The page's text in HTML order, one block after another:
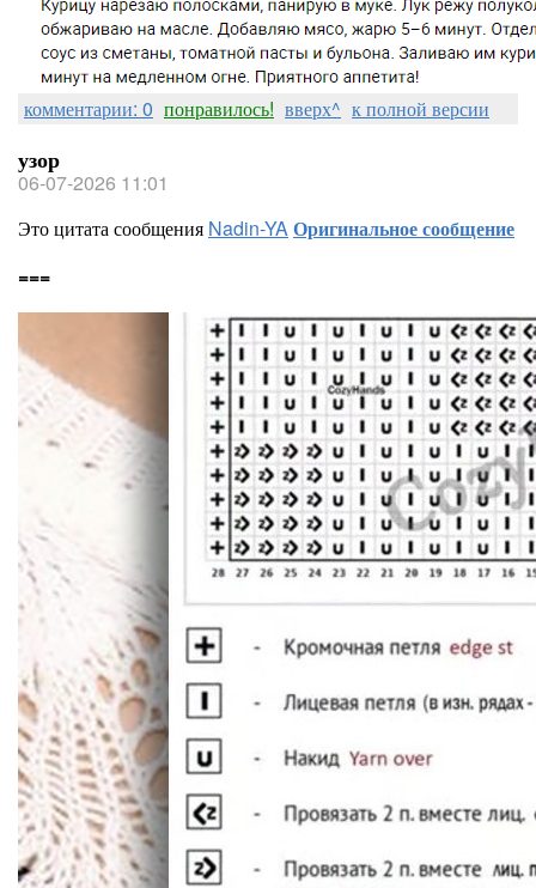
комментарии: 0 понравилось! вверх^ к полной версии
узор
06-07-2026 11:01
Это цитата сообщения Nadin-YAОригинальное сообщение
===